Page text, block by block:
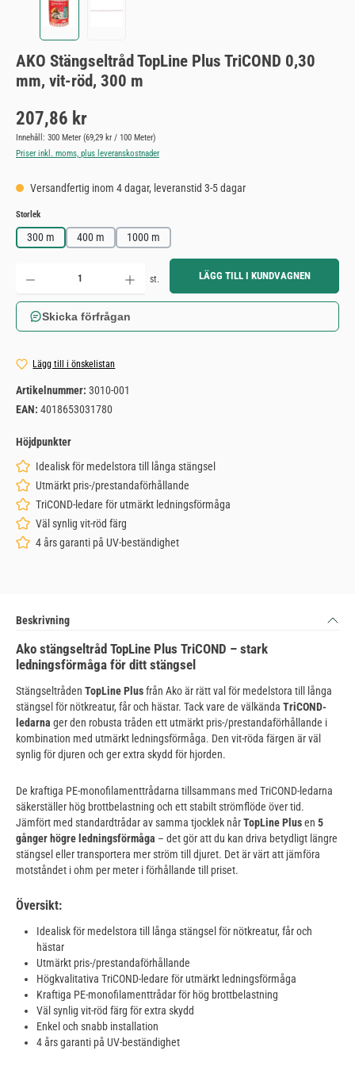
AKO Stängseltråd TopLine Plus TriCOND 0,30
mm, vit-röd, 300 m
Ordinarie pris:
207,86 kr
Innehåll: 300 Meter (69,29 kr / 100 Meter)
Priser inkl. moms, plus leveranskostnader
Versandfertig inom 4 dagar, leveranstid 3-5 dagar
Välj
Storlek
300 m 400 m 1000 m
Produktkvantitet: Ange önskat belopp eller använd knapparna för att öka eller minska kvantiteten.
st. LÄGG TILL I KUNDVAGNEN
Skicka förfrågan
Lägg till i önskelistan
Artikelnummer: 3010-001
EAN: 4018653031780
Höjdpunkter
Idealisk för medelstora till långa stängsel
Utmärkt pris-/prestandaförhållande
TriCOND-ledare för utmärkt ledningsförmåga
Väl synlig vit-röd färg
4 års garanti på UV-beständighet
Beskrivning
Ako stängseltråd TopLine Plus TriCOND – stark
ledningsförmåga för ditt stängsel
Stängseltråden TopLine Plusfrån Ako är rätt val för medelstora till långa
stängsel för nötkreatur, får och hästar. Tack vare de välkända TriCOND-
ledarna ger den robusta tråden ett utmärkt pris-/prestandaförhållande i
kombination med utmärkt ledningsförmåga. Den vit-röda färgen är väl
synlig för djuren och ger extra skydd för hjorden.
De kraftiga PE-monofilamenttrådarna tillsammans med TriCOND-ledarna
säkerställer hög brottbelastning och ett stabilt strömflöde över tid.
Jämfört med standardtrådar av samma tjocklek nårTopLine Plusen 5
gånger högre ledningsförmåga – det gör att du kan driva betydligt längre
stängsel eller transportera mer ström till djuret. Det är värt att jämföra
motståndet i ohm per meter i förhållande till priset.
Översikt:
Idealisk för medelstora till långa stängsel för nötkreatur, får och
hästar
Utmärkt pris-/prestandaförhållande
Högkvalitativa TriCOND-ledare för utmärkt ledningsförmåga
Kraftiga PE-monofilamenttrådar för hög brottbelastning
Väl synlig vit-röd färg för extra skydd
Enkel och snabb installation
4 års garanti på UV-beständighet